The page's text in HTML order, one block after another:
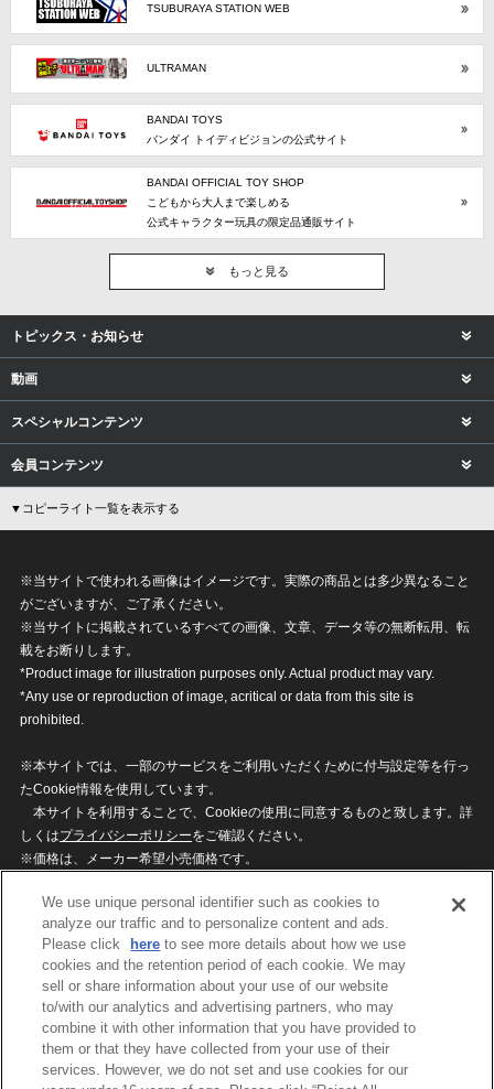
TSUBURAYA STATION WEB
ULTRAMAN
BANDAI TOYS
バンダイ トイディビジョンの公式サイト
BANDAI OFFICIAL TOY SHOP
こどもから大人まで楽しめる
公式キャラクター玩具の限定品通販サイト
もっと見る
トピックス・お知らせ
動画
スペシャルコンテンツ
会員コンテンツ
▼コピーライト一覧を表示する
※当サイトで使われる画像はイメージです。実際の商品とは多少異なること
がございますが、ご了承ください。
※当サイトに掲載されているすべての画像、文章、データ等の無断転用、転
載をお断りします。
*Product image for illustration purposes only. Actual product may vary.
*Any use or reproduction of image, acritical or data from this site is
prohibited.
※本サイトでは、一部のサービスをご利用いただくために付与設定等を行っ
たCookie情報を使用しています。
本サイトを利用することで、Cookieの使用に同意するものと致します。詳
しくはプライバシーポリシーをご確認ください。
※価格は、メーカー希望小売価格です。
ざいますのでご了承ください。
privacypolicy
Do Not Sell or Share My
Personal Information
ウェブサイトご利用条件
ソーシャルメディアポリシー
個人情報保護方針
お問い合わせ
We use unique personal identifier such as cookies to
analyze our traffic and to personalize content and ads.
Please click
here to see more details about how we use
cookies and the retention period of each cookie. We may
sell or share information about your use of our website
to/with our analytics and advertising partners, who may
combine it with other information that you have provided to
them or that they have collected from your use of their
services. However, we do not set and use cookies for our